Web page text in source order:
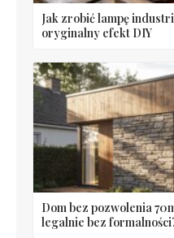
Jak zrobić lampę
oryginalny efekt DIY
Dom bez pozwolenia
legalnie bez